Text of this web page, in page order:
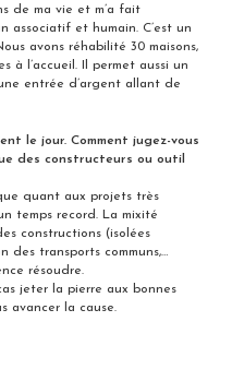
de ma vie et m’a fait
associatif et humain. C’est un
avons réhabilité 30 maisons,
à l’accueil. Il permet aussi un
entrée d’argent allant de
le jour. Comment jugez-vous
des constructeurs ou outil
quant aux projets très
temps record. La mixité
constructions (isolées
des transports communs,…
résoudre.
jeter la pierre aux bonnes
avancer la cause.